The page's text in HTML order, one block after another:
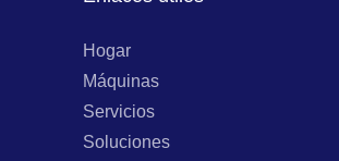
Hogar
Máquinas
Servicios
Soluciones